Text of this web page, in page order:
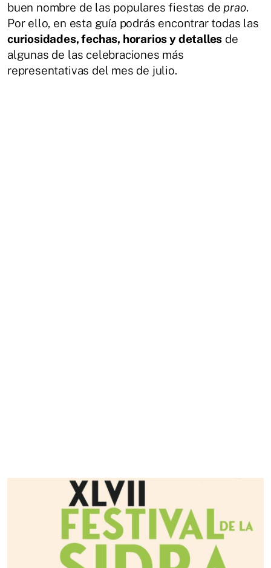
buen nombre de las populares fiestas de prao.
Por ello, en esta guía podrás encontrar todas las
curiosidades, fechas, horarios y detalles de
algunas de las celebraciones más
representativas del mes de julio.